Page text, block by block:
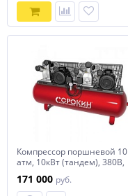
Компрессор поршневой 10
атм, 10кВт (тандем), 380В,
ресивер 500л СОРОКИН
171 000 руб.